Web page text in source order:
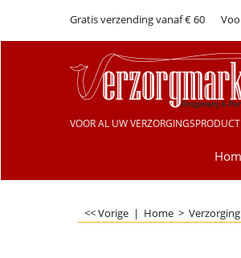
Gratis verzending vanaf € 60
VOOR AL UW
<< Vorige | Home > Verzorging